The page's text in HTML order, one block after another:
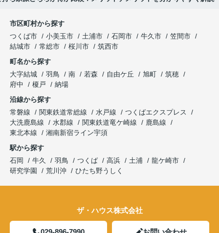
市区町村から探す
つくば市
小美玉市 土浦市 石岡市 牛久市
笠間市
結城市
常総市 桜川市
筑西市
町名から探す
大字結城
羽鳥 南 若森 自由ケ丘 旭町
筑穂
府中
榎戸
納場
沿線から探す
常磐線
関東鉄道常総線 水戸線
つくばエクスプレス
大洗鹿島線
水郡線 関東鉄道竜ケ崎線
鹿島線
東北本線
湘南新宿ライン宇須
駅から探す
石岡
牛久 羽鳥 つくば 高浜 土浦
龍ケ崎市
研究学園
荒川沖 ひたち野うしく
ザ・ハウス株式会社